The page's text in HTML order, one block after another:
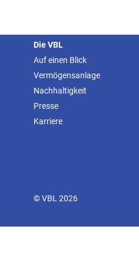
Die VBL
Auf einen Blick
Vermögensanlage
Nachhaltigkeit
Presse
Karriere
© VBL 2026